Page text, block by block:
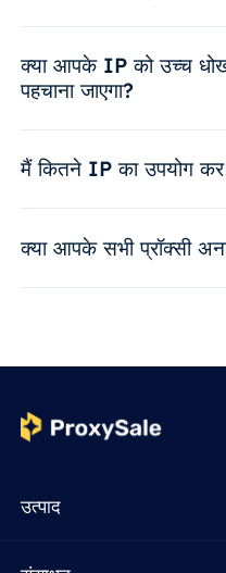
क्या आपके IP को उच्च
पहचाना जाएगा?
मैं कितने IP का उपयोग
क्या आपके सभी प्रॉक्सी
उत्पाद